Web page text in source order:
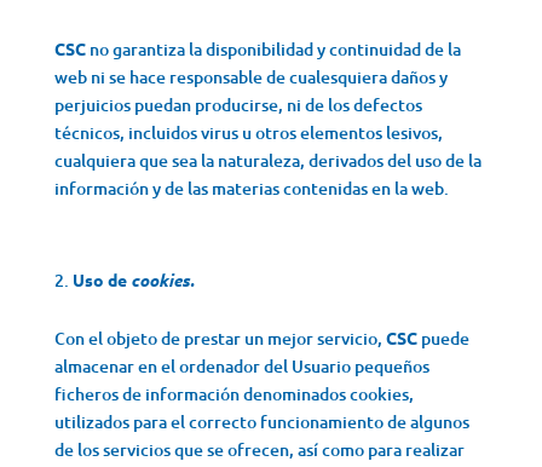
CSCno garantiza la disponibilidad y continuidad de la
web ni se hace responsable de cualesquiera daños y
perjuicios puedan producirse, ni de los defectos
técnicos, incluidos virus u otros elementos lesivos,
cualquiera que sea la naturaleza, derivados del uso de la
información y de las materias contenidas en la web.
Uso de cookies.
Con el objeto de prestar un mejor servicio, CSCpuede
almacenar en el ordenador del Usuario pequeños
ficheros de información denominados cookies,
utilizados para el correcto funcionamiento de algunos
de los servicios que se ofrecen, así como para realizar